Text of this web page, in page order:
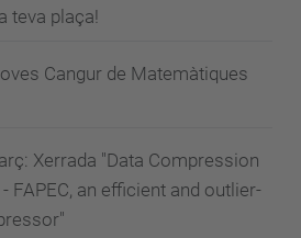
teva plaça!
Cangur de Matemàtiques
Xerrada "Data Compression
FAPEC, an efficient and outlier-